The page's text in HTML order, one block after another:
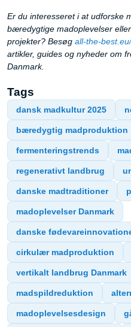
Er du interesseret i at udforske
bæredygtige madoplevelser
projekter? Besøg all-the-
artikler, guides og nyheder om
Danmark.
Tags
dansk madkultur 2025
bæredygtig madproduktion
fermenteringstrends
regenerativt landbrug
danske madtraditioner
madoplevelser Danmark
danske
cirkulær madproduktion
vertikalt landbrug Danmark
madspildreduktion
madoplevelsesdesign